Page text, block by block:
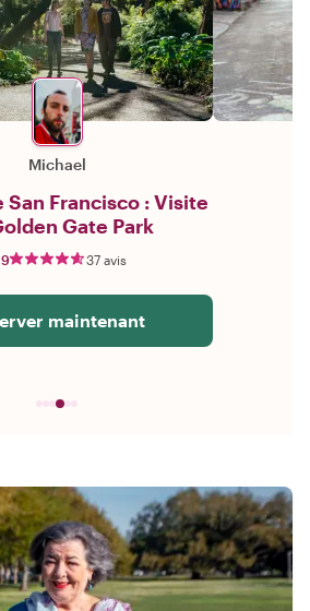
Michael
San Francisco : Visite
Gate Park
37 avis
maintenant